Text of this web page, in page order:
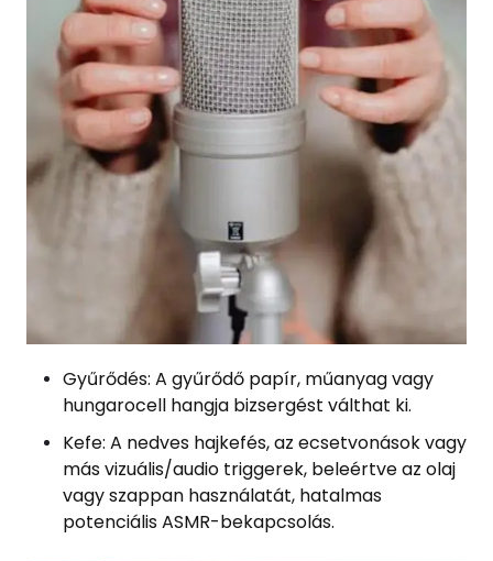
Gyűrődés: A gyűrődő papír, műanyag vagy
hungarocell hangja bizsergést válthat ki.
Kefe: A nedves hajkefés, az ecsetvonások vagy
más vizuális/audio triggerek, beleértve az olaj
vagy szappan használatát, hatalmas
potenciális ASMR-bekapcsolás.